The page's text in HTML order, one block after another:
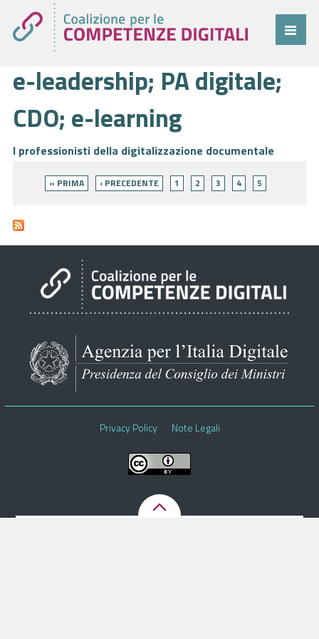
Coalizione
Comitato
Progetti
Imprese
Cruscotto
Cittadini
Pubblica Amministrazione
Documentazione
Finanziamenti
e-leadership; PA digitale;
CDO; e-learning
I professionisti della digitalizzazione documentale
« PRIMA ‹ PRECEDENTE 1 2 3 4 5
Privacy Policy Note Legali